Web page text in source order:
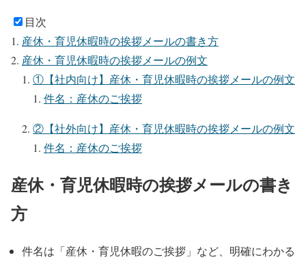
目次
産休・育児休暇時の挨拶メールの書き方
産休・育児休暇時の挨拶メールの例文
①【社内向け】産休・育児休暇時の挨拶メールの例文
件名：産休のご挨拶
②【社外向け】産休・育児休暇時の挨拶メールの例文
件名：産休のご挨拶
産休・育児休暇時の挨拶メールの書き
方
件名は「産休・育児休暇のご挨拶」など、明確にわかる